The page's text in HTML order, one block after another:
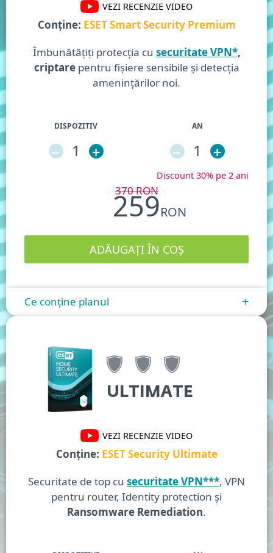
VEZI RECENZIE VIDEO
Conține: ESET Smart Security Premium
Îmbunătățiți protecția cu securitate VPN*,
criptarepentru fișiere sensibile și detecția
amenințărilor noi.
DISPOZITIV
– 1 +
AN
– 1 +
Discount 30% pe 2 ani
370RON
259RON
Ce conține planul +
ULTIMATE
VEZI RECENZIE VIDEO
Conține: ESET Security Ultimate
Securitate de top cu securitate VPN***, VPN
pentru router, Identity protection și
Ransomware Remediation.